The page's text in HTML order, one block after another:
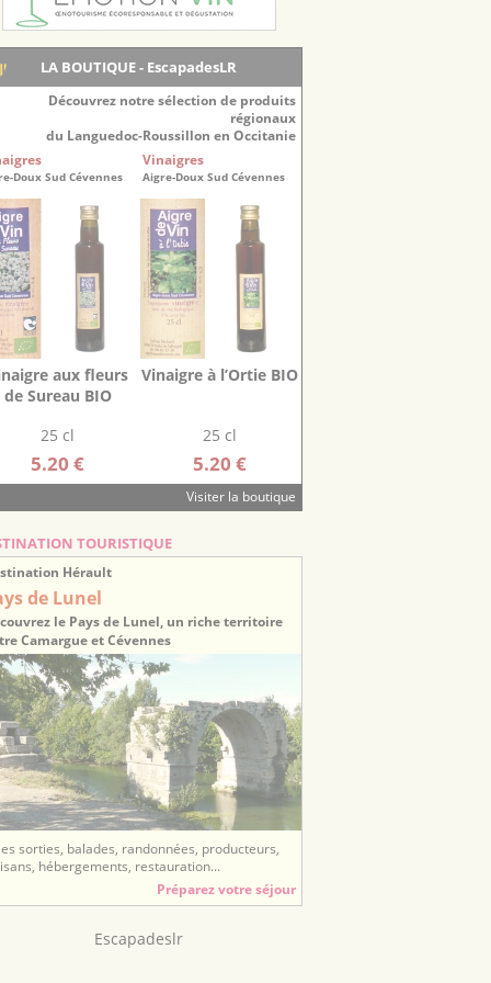
LA BOUTIQUE - EscapadesLR
Découvrez notre sélection de produits
régionaux
du Languedoc-Roussillon en Occitanie
Doux Sud Cévennes
aux fleurs
de Sureau BIO
25 cl
5.20 €
Vinaigres
Aigre-Doux Sud Cévennes
Vinaigre à l’Ortie BIO
25 cl
5.20 €
Visiter la boutique
TOURISTIQUE
Hérault
de Lunel
le Pays de Lunel, un riche territoire
Camargue et Cévennes
sorties, balades, randonnées, producteurs,
hébergements, restauration...
Préparez votre séjour
Escapadeslr